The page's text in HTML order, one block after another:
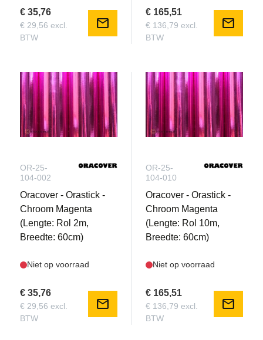
€ 35,76
€ 29,56 excl.
BTW
mail
€ 165,51
€ 136,79 excl.
BTW
mail
OR-25-
104-002
Oracover - Orastick -
Chroom Magenta
(Lengte: Rol 2m,
Breedte: 60cm)
Niet op voorraad
€ 35,76
€ 29,56 excl.
BTW
mail
OR-25-
104-010
Oracover - Orastick -
Chroom Magenta
(Lengte: Rol 10m,
Breedte: 60cm)
Niet op voorraad
€ 165,51
€ 136,79 excl.
BTW
mail